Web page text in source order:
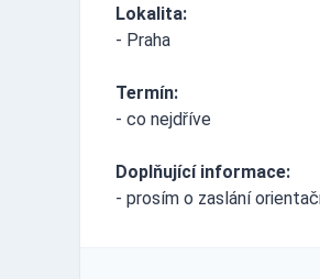
Lokalita:
- Praha
Termín:
- co nejdříve
Doplňující informace:
- prosím o zaslání